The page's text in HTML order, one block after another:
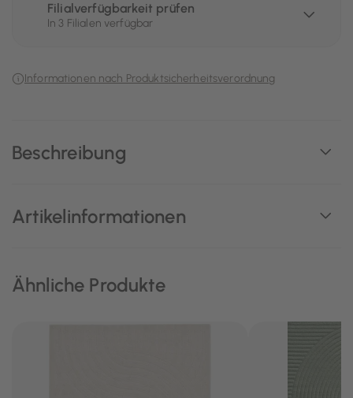
Beschreibung
Artikelinformationen
Filialverfügbarkeit prüfen
In 3 Filialen verfügbar
Informationen nach Produktsicherheitsverordnung